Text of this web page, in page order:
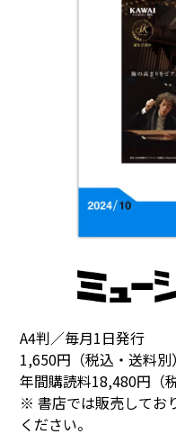
A4判／毎月1日発行
1,650円（税込・送料別）
年間購読料18,480円（
※ 書店では販売してお
ください。